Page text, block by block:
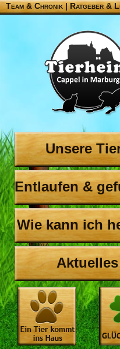
Team & Chronik |Ratgeber &
Unsere
Entlaufen &
Wie kann ich
Aktuelles